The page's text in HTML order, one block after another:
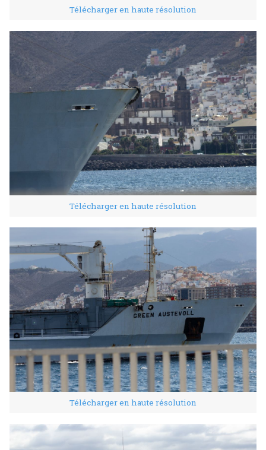
Télécharger en haute résolution
Télécharger en haute résolution
Télécharger en haute résolution